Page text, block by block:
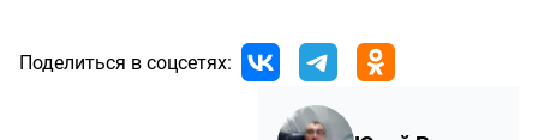
Поделиться в соцсетях: